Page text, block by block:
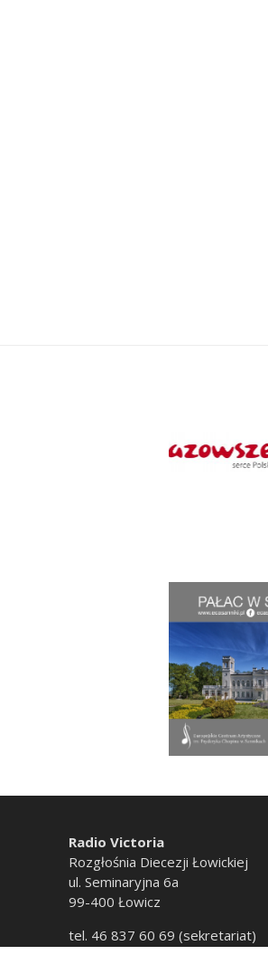
Radio Victoria
Rozgłośnia Diecezji Łowickiej
ul. Seminaryjna 6a
99-400 Łowicz
tel. 46 837 60 69 (sekretariat)